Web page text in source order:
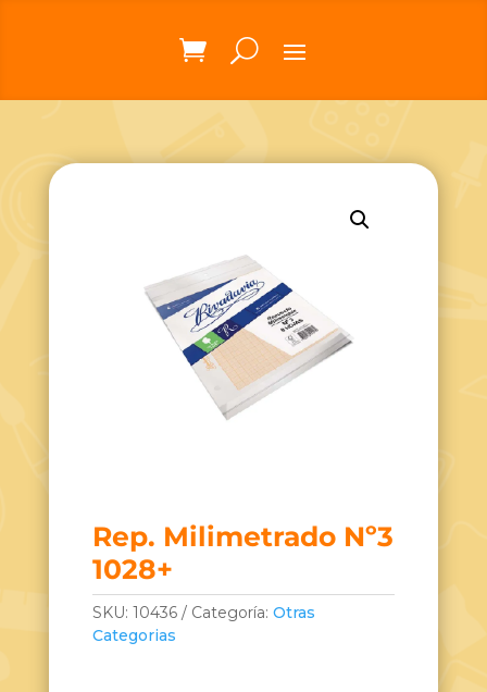
Rep. Milimetrado Nº3
1028+
SKU: 10436 Categoría: Otras
Categorias